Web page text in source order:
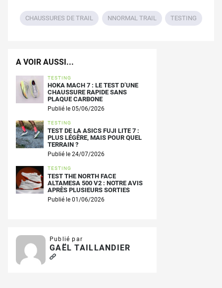
CHAUSSURES DE TRAIL NNORMAL TRAIL TESTING
A VOIR AUSSI...
TESTING
HOKA MACH 7 : LE TEST D’UNE
CHAUSSURE RAPIDE SANS
PLAQUE CARBONE
Publié le 05/06/2026
TESTING
TEST DE LA ASICS FUJI LITE 7 :
PLUS LÉGÈRE, MAIS POUR QUEL
TERRAIN ?
Publié le 24/07/2026
TESTING
TEST THE NORTH FACE
ALTAMESA 500 V2 : NOTRE AVIS
APRÈS PLUSIEURS SORTIES
Publié le 01/06/2026
Publié par
GAËL TAILLANDIER